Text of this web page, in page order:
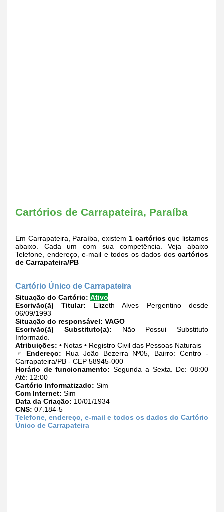
Cartórios de Carrapateira, Paraíba
Em Carrapateira, Paraíba, existem 1 cartóriosque listamos
abaixo. Cada um com sua competência. Veja abaixo
Telefone, endereço, e-mail e todos os dados dos cartórios
de Carrapateira/PB
Cartório Único de Carrapateira
Situação do Cartório: Ativo
Escrivão(ã) Titular: Elizeth Alves Pergentino desde
06/09/1993
Situação do responsável: VAGO
Escrivão(ã) Substituto(a): Não Possui Substituto
Informado.
Atribuições: • Notas • Registro Civil das Pessoas Naturais
☞ Endereço: Rua João Bezerra Nº05, Bairro: Centro -
Carrapateira/PB - CEP 58945-000
Horário de funcionamento: Segunda a Sexta. De: 08:00
Até: 12:00
Cartório Informatizado: Sim
Com Internet: Sim
Data da Criação: 10/01/1934
CNS: 07.184-5
Telefone, endereço, e-mail e todos os dados do Cartório
Único de Carrapateira